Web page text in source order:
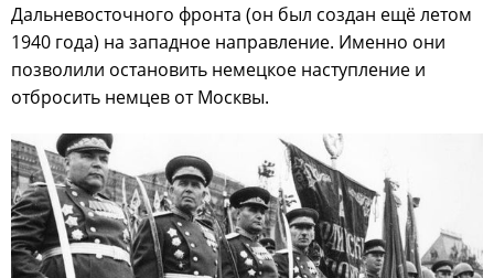
Дальневосточного фронта (он был создан ещё летом
1940 года) на западное направление. Именно они
позволили остановить немецкое наступление и
отбросить немцев от Москвы.